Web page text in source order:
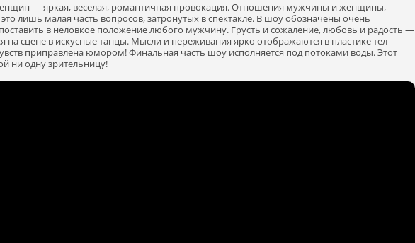
— яркая, веселая, романтичная провокация. Отношения мужчины и женщины,
лишь малая часть вопросов, затронутых в спектакле. В шоу обозначены очень
в неловкое положение любого мужчину. Грусть и сожаление, любовь и радость —
на сцене в искусные танцы. Мысли и переживания ярко отображаются в пластике тел
приправлена юмором! Финальная часть шоу исполняется под потоками воды. Этот
ни одну зрительницу!